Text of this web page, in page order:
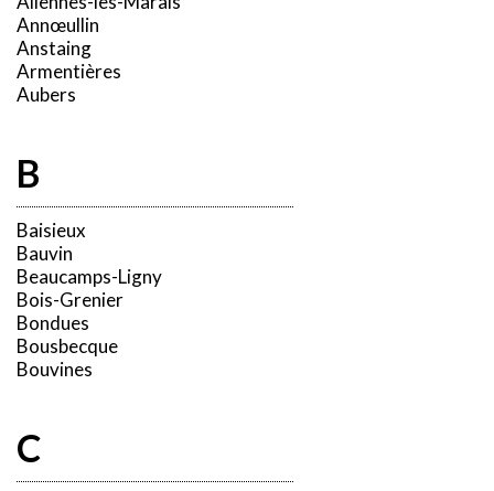
Annœullin
Anstaing
Armentières
Aubers
B
Baisieux
Bauvin
Beaucamps-Ligny
Bois-Grenier
Bondues
Bousbecque
Bouvines
C